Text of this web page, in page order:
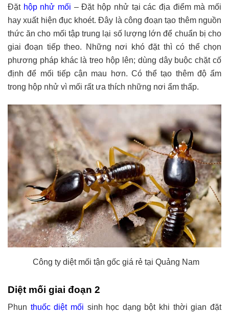
Đặt hộp nhử mối – Đặt hộp nhử tại các địa điểm mà mối
hay xuất hiện đục khoét. Đây là công đoạn tạo thêm nguồn
thức ăn cho mối tập trung lại số lượng lớn để chuẩn bị cho
giai đoạn tiếp theo. Những nơi khó đặt thì có thể chọn
phương pháp khác là treo hộp lên; dùng dây buộc chặt cố
định để mối tiếp cận mau hơn. Có thể tạo thêm độ ẩm
trong hộp nhử vì mối rất ưa thích những nơi ẩm thấp.
Công ty diệt mối tận gốc giá rẻ tại Quảng Nam
Diệt mối giai đoạn 2
Phun thuốc diệt mối sinh học dạng bột khi thời gian đặt